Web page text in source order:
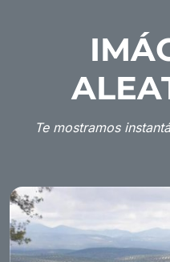
Te mostramos